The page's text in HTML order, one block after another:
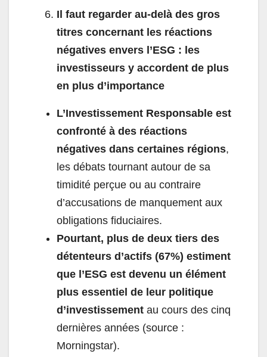
Il faut regarder au-delà des gros
titres concernant les réactions
négatives envers l’ESG : les
investisseurs y accordent de plus
en plus d’importance
L’Investissement Responsable est
confronté à des réactions
négatives dans certaines régions,
les débats tournant autour de sa
timidité perçue ou au contraire
d’accusations de manquement aux
obligations fiduciaires.
Pourtant, plus de deux tiers des
détenteurs d’actifs (67%) estiment
que l’ESG est devenu un élément
plus essentiel de leur politique
d’investissement au cours des cinq
dernières années (source :
Morningstar).